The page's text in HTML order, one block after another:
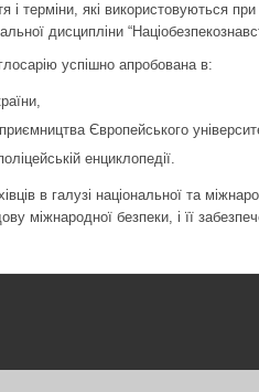
і терміни, які використовуються
дисципліни
успішно апробована в:
Європейського
енциклопедії.
в галузі національної та
міжнародної безпеки, і її